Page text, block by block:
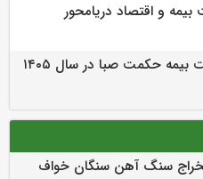
و اقتصاد دریامحور
پازل موفقیت شرکت بیمه حکمت صبا در سال ۱۴۰۵
سنگ آهن سنگان خواف